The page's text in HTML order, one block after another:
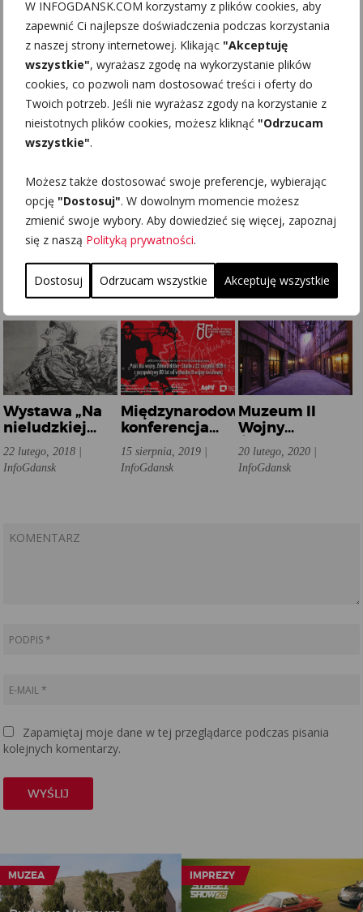
W INFOGDANSK.COM korzystamy z plików cookies, aby
zapewnić Ci najlepsze doświadczenia podczas korzystania
z naszej strony internetowej. Klikając "Akceptuję
wszystkie", wyrażasz zgodę na wykorzystanie plików
cookies, co pozwoli nam dostosować treści i oferty do
Twoich potrzeb. Jeśli nie wyrażasz zgody na korzystanie z
nieistotnych plików cookies, możesz kliknąć "Odrzucam
wszystkie".
Możesz także dostosować swoje preferencje, wybierając
opcję "Dostosuj". W dowolnym momencie możesz
zmienić swoje wybory. Aby dowiedzieć się więcej, zapoznaj
się z naszą Polityką prywatności.
Dostosuj Odrzucam wszystkie Akceptuję wszystkie
PODOBNE INFORMACJE
Wystawa „Na
nieludzkiej
ziemi. Jeńcy
polscy w ZSRR”
22 lutego, 2018 |
InfoGdansk
Międzynarodowa
konferencja
naukowa „Pakt
dla wojny.
Zmowa Hitler-
15 sierpnia, 2019 |
InfoGdansk
Muzeum II
Wojny
Światowej
20 lutego, 2020 |
InfoGdansk
Zapamiętaj moje dane w tej przeglądarce podczas pisania
kolejnych komentarzy.
MUZEA IMPREZY